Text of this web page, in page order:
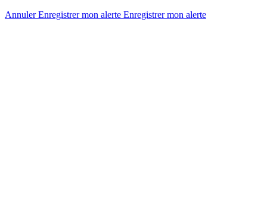
AnnulerEnregistrer mon alerte Enregistrermon alerte